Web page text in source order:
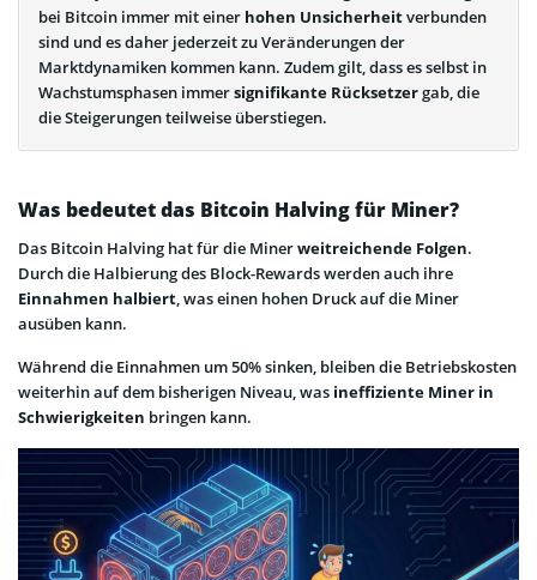
bei Bitcoin immer mit einer hohen Unsicherheitverbunden
sind und es daher jederzeit zu Veränderungen der
Marktdynamiken kommen kann. Zudem gilt, dass es selbst in
Wachstumsphasen immersignifikante Rücksetzergab, die
die Steigerungen teilweise überstiegen.
Was bedeutet das Bitcoin Halving für Miner?
Das Bitcoin Halving hat für die Minerweitreichende Folgen.
Durch die Halbierung des Block-Rewards werden auch ihre
Einnahmen halbiert, was einen hohen Druck auf die Miner
ausüben kann.
Während die Einnahmen um 50% sinken, bleiben die Betriebskosten
weiterhin auf dem bisherigen Niveau, was ineffiziente Miner in
Schwierigkeiten bringen kann.